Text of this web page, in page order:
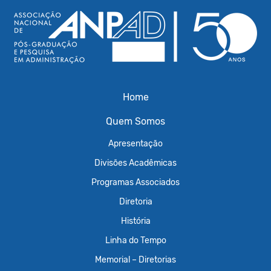
Home
Quem Somos
Apresentação
Divisões Acadêmicas
Programas Associados
Diretoria
História
Linha do Tempo
Memorial – Diretorias